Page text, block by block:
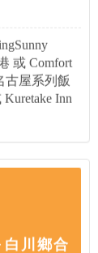
或 Comfort
古屋系列飯
Kuretake Inn
川鄉合